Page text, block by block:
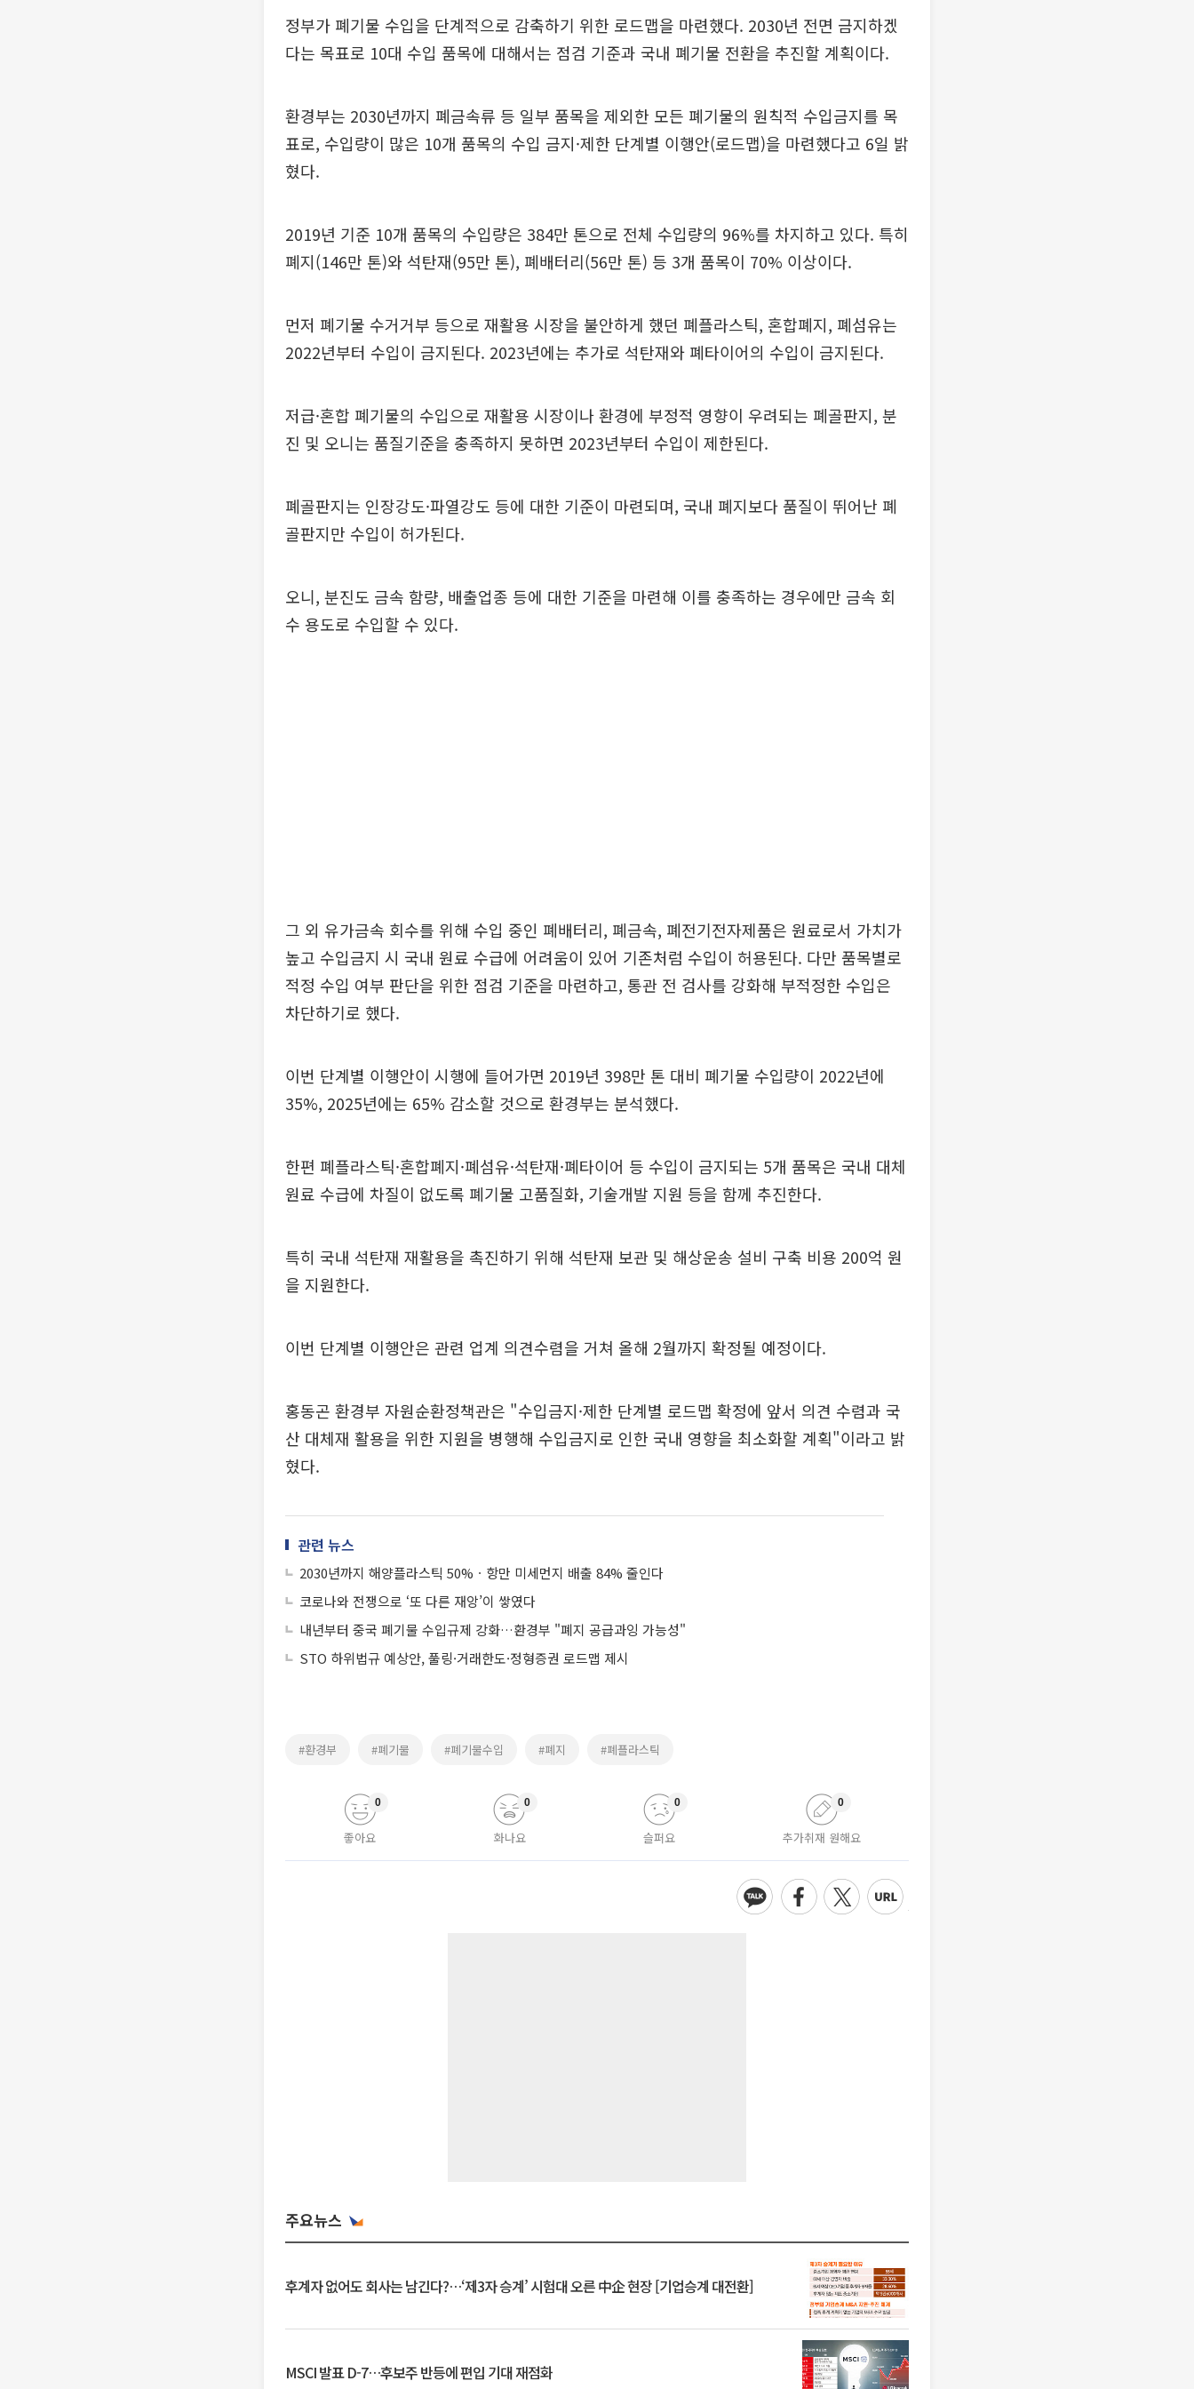
정부가 폐기물 수입을 단계적으로 감축하기 위한 로드맵을 마련했다. 2030년 전면 금지하겠
다는 목표로 10대 수입 품목에 대해서는 점검 기준과 국내 폐기물 전환을 추진할 계획이다.
환경부는 2030년까지 폐금속류 등 일부 품목을 제외한 모든 폐기물의 원칙적 수입금지를 목
표로, 수입량이 많은 10개 품목의 수입 금지·제한 단계별 이행안(로드맵)을 마련했다고 6일 밝
혔다.
2019년 기준 10개 품목의 수입량은 384만 톤으로 전체 수입량의 96%를 차지하고 있다. 특히
폐지(146만 톤)와 석탄재(95만 톤), 폐배터리(56만 톤) 등 3개 품목이 70% 이상이다.
먼저 폐기물 수거거부 등으로 재활용 시장을 불안하게 했던 폐플라스틱, 혼합폐지, 폐섬유는
2022년부터 수입이 금지된다. 2023년에는 추가로 석탄재와 폐타이어의 수입이 금지된다.
저급·혼합 폐기물의 수입으로 재활용 시장이나 환경에 부정적 영향이 우려되는 폐골판지, 분
진 및 오니는 품질기준을 충족하지 못하면 2023년부터 수입이 제한된다.
폐골판지는 인장강도·파열강도 등에 대한 기준이 마련되며, 국내 폐지보다 품질이 뛰어난 폐
골판지만 수입이 허가된다.
오니, 분진도 금속 함량, 배출업종 등에 대한 기준을 마련해 이를 충족하는 경우에만 금속 회
수 용도로 수입할 수 있다.
그 외 유가금속 회수를 위해 수입 중인 폐배터리, 폐금속, 폐전기전자제품은 원료로서 가치가
높고 수입금지 시 국내 원료 수급에 어려움이 있어 기존처럼 수입이 허용된다. 다만 품목별로
적정 수입 여부 판단을 위한 점검 기준을 마련하고, 통관 전 검사를 강화해 부적정한 수입은
차단하기로 했다.
이번 단계별 이행안이 시행에 들어가면 2019년 398만 톤 대비 폐기물 수입량이 2022년에
35%, 2025년에는 65% 감소할 것으로 환경부는 분석했다.
한편 폐플라스틱·혼합폐지·폐섬유·석탄재·폐타이어 등 수입이 금지되는 5개 품목은 국내 대체
원료 수급에 차질이 없도록 폐기물 고품질화, 기술개발 지원 등을 함께 추진한다.
특히 국내 석탄재 재활용을 촉진하기 위해 석탄재 보관 및 해상운송 설비 구축 비용 200억 원
을 지원한다.
이번 단계별 이행안은 관련 업계 의견수렴을 거쳐 올해 2월까지 확정될 예정이다.
홍동곤 환경부 자원순환정책관은 "수입금지·제한 단계별 로드맵 확정에 앞서 의견 수렴과 국
산 대체재 활용을 위한 지원을 병행해 수입금지로 인한 국내 영향을 최소화할 계획"이라고 밝
혔다.
관련 뉴스
2030년까지 해양플라스틱 50%ㆍ항만 미세먼지 배출 84% 줄인다
코로나와 전쟁으로 ‘또 다른 재앙’이 쌓였다
내년부터 중국 폐기물 수입규제 강화…환경부 "폐지 공급과잉 가능성"
STO 하위법규 예상안, 풀링·거래한도·정형증권 로드맵 제시
#환경부 #폐기물 #폐기물수입 #폐지 #폐플라스틱
좋아요
0
화나요
0
슬퍼요
0
추가취재 원해요
0
주요뉴스
후계자 없어도 회사는 남긴다?…‘제3자 승계’ 시험대 오른 中企 현장 [기업승계 대전환]
MSCI 발표 D-7…후보주 반등에 편입 기대 재점화